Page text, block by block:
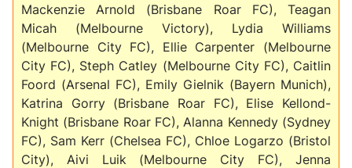
Liên hệ tòa soạn English
THỜI BÁO VTV
Mackenzie Arnold (Brisbane Roar FC), Teagan
Micah (Melbourne Victory), Lydia Williams
(Melbourne City FC), Ellie Carpenter (Melbourne
City FC), Steph Catley (Melbourne City FC), Caitlin
Foord (Arsenal FC), Emily Gielnik (Bayern Munich),
Katrina Gorry (Brisbane Roar FC), Elise Kellond-
Knight (Brisbane Roar FC), Alanna Kennedy (Sydney
FC), Sam Kerr (Chelsea FC), Chloe Logarzo (Bristol
City), Aivi Luik (Melbourne City FC), Jenna